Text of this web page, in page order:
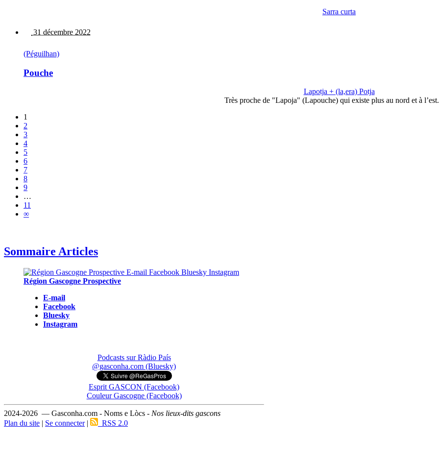
Sarra curta
31 décembre 2022
(Péguilhan)
Pouche
Lapotja + (la,era) Potja
Très proche de "Lapoja" (Lapouche) qui existe plus au nord et à
1
2
3
4
5
6
7
8
9
…
11
∞
Sommaire Articles
Région Gascogne Prospective
E-mail
Facebook
Bluesky
Instagram
Podcasts sur Ràdio País
@gasconha.com (Bluesky)
Esprit GASCON (Facebook)
Couleur Gascogne (Facebook)
2024-2026 — Gasconha.com - Noms e Lòcs - Nos lieux-dits gascons
Plan du site | Se connecter| RSS 2.0